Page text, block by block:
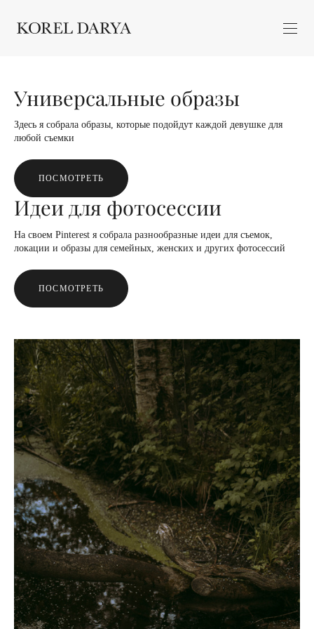
Универсальные образы
Здесь я собрала образы, которые подойдут каждой девушке для
любой съемки
ПОСМОТРЕТЬ
Идеи для фотосессии
На своем Pinterest я собрала разнообразные идеи для съемок,
локации и образы для семейных, женских и других фотосессий
ПОСМОТРЕТЬ